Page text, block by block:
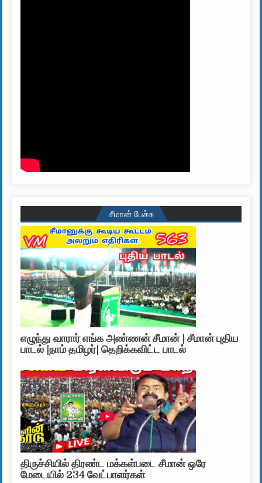
சீமான் பேச்சு
எழுந்து வாரார் எங்க அண்ணன் சீமான் | சீமான் புதிய
பாடல் |நாம் தமிழர்| தெறிக்கவிட்ட பாடல்
திருச்சியில் திரண்ட மக்கள்படை சீமான் ஒரே
மேடையில் 234 வேட்பாளர்கள்